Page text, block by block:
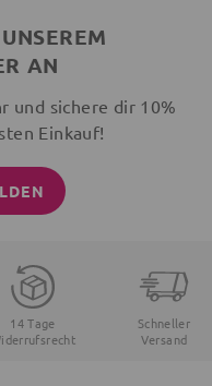
AN
und sichere dir 10%
Einkauf!
14 Tage
Schneller
Versand